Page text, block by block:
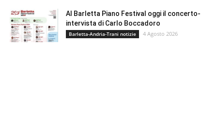
Al Barletta Piano Festival oggi il concerto-
intervista di Carlo Boccadoro
Barletta-Andria-Trani notizie 4 Agosto 2026